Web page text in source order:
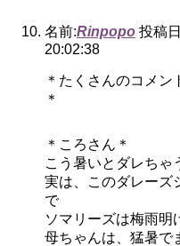
名前:Rinpopo 投稿
20:02:38
＊たくさんのコメ
＊
＊ころさん＊
こう暑いとダレちゃ
実は、このダレーズ
で
ソマリーズは梅雨明
母ちゃんは、猛暑で